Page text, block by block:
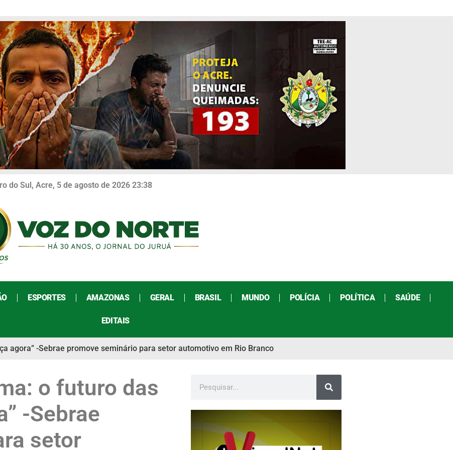
do Sul, Acre, 5 de agosto de 2026 23:38
ESPORTES AMAZONAS GERAL BRASIL MUNDO POLÍCIA POLÍTICA SAÚDE
EDITAIS
agora” -Sebrae promove seminário para setor automotivo em Rio Branco
o futuro das
-Sebrae
setor